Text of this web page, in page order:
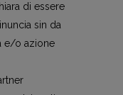
di essere
sin da
e/o azione